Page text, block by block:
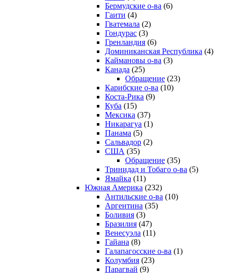
Бермудские о-ва (6)
Гаити (4)
Гватемала (2)
Гондурас (3)
Гренландия (6)
Доминиканская Республика (4)
Каймановы о-ва (3)
Канада (25)
Обращение (23)
Карибские о-ва (10)
Коста-Рика (9)
Куба (15)
Мексика (37)
Никарагуа (1)
Панама (5)
Сальвадор (2)
США (35)
Обращение (35)
Тринидад и Тобаго о-ва (5)
Ямайка (11)
Южная Америка (232)
Антильские о-ва (10)
Аргентина (35)
Боливия (3)
Бразилия (47)
Венесуэла (11)
Гайана (8)
Галапагосские о-ва (1)
Колумбия (23)
Парагвай (9)